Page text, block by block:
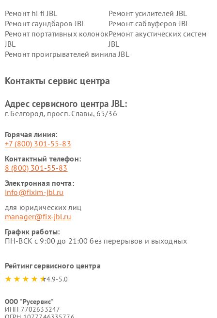
Ремонт hi fi JBL
Ремонт усилителей JBL
Ремонт саундбаров JBL
Ремонт сабвуферов JBL
Ремонт портативных колонок
JBL
Ремонт акустических систем
JBL
Ремонт проигрывателей винила JBL
Контакты сервис центра
Адрес сервисного центра JBL:
г. Белгород, просп. Славы, 65/36
Горячая линия:
+7 (800) 301-55-83
Контактный телефон:
8 (800) 301-55-83
Электронная почта:
info@fixim-jbl.ru
для юридических лиц
manager@fix-jbl.ru
График работы:
ПН-ВСК с 9:00 до 21:00 без перерывов и выходных
Рейтинг сервисного центра
4.9-5.0
ООО "Русервис"
ИНН 7702633247